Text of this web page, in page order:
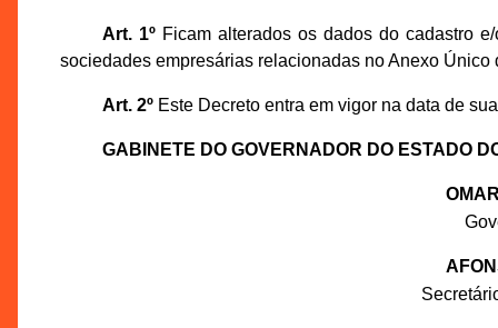
Art. 1ºFicam alterados os dados do cadastro
sociedades empresárias relacionadas no Anexo Único
Art. 2ºEste Decreto entra em vigor na data de
GABINETE DO GOVERNADOR DO ESTADO